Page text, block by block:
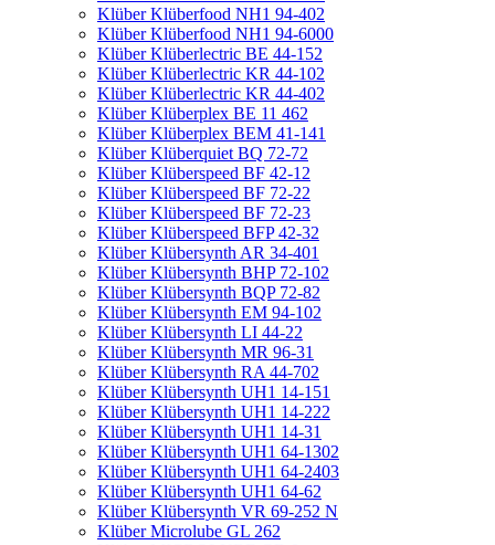
Klüber Klüberfood NH1 94-402
Klüber Klüberfood NH1 94-6000
Klüber Klüberlectric BE 44-152
Klüber Klüberlectric KR 44-102
Klüber Klüberlectric KR 44-402
Klüber Klüberplex BE 11 462
Klüber Klüberplex BEM 41-141
Klüber Klüberquiet BQ 72-72
Klüber Klüberspeed BF 42-12
Klüber Klüberspeed BF 72-22
Klüber Klüberspeed BF 72-23
Klüber Klüberspeed BFP 42-32
Klüber Klübersynth AR 34-401
Klüber Klübersynth BHP 72-102
Klüber Klübersynth BQP 72-82
Klüber Klübersynth EM 94-102
Klüber Klübersynth LI 44-22
Klüber Klübersynth MR 96-31
Klüber Klübersynth RA 44-702
Klüber Klübersynth UH1 14-151
Klüber Klübersynth UH1 14-222
Klüber Klübersynth UH1 14-31
Klüber Klübersynth UH1 64-1302
Klüber Klübersynth UH1 64-2403
Klüber Klübersynth UH1 64-62
Klüber Klübersynth VR 69-252 N
Klüber Microlube GL 262